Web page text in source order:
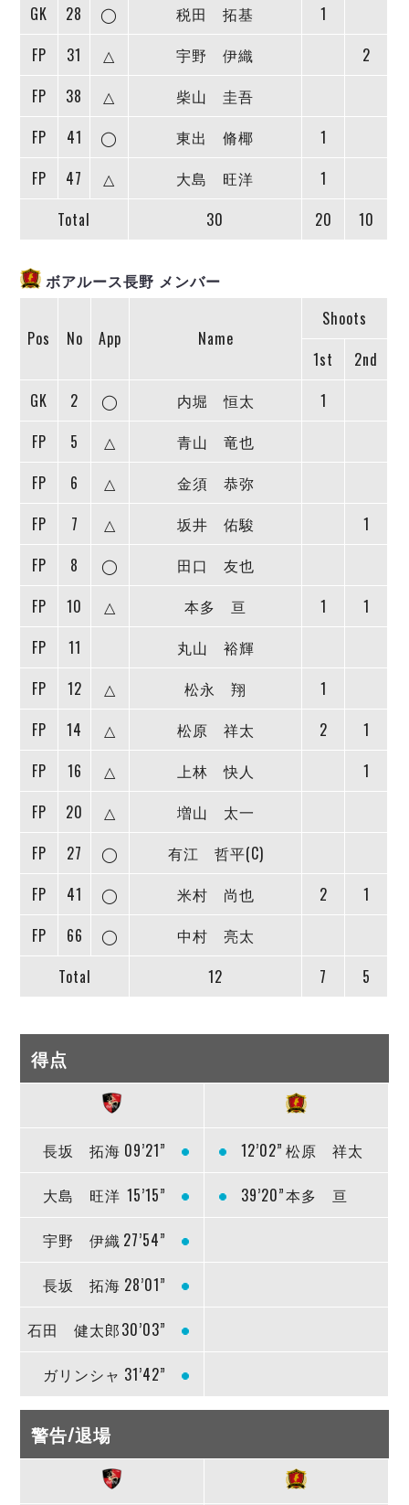
立川アスレティックFC
湘南ベルマーレ
ボアルース長野
シュライカー大阪
バサジィ大分
選手の通算記録（Ｆ２）
ヴォスクオーレ仙台
リガーレヴィア葛飾
アグレミーナ浜松
ポルセイド浜田
ミラクルスマイル新居浜
FOLLOW US!
GK
28 ◯ 税田 拓基
1
FP
31 △ 宇野 伊織
2
FP
38 △
柴山 圭吾
FP
41 ◯ 東出 脩椰
1
FP
47 △ 大島 旺洋
1
Total
30 20 10
ボアルース長野 メンバー
Pos No App Name
Shoots
1st
2nd
GK
2 ◯ 内堀 恒太
1
FP
5 △
青山 竜也
FP
6 △
金須 恭弥
FP
7 △ 坂井 佑駿
1
FP
8 ◯
田口 友也
FP
10 △ 本多 亘 1
1
FP
11
丸山 裕輝
FP
12 △ 松永 翔
1
FP
14 △ 松原 祥太 2
1
FP
16 △ 上林 快人
1
FP
20 △
増山 太一
FP
27 ◯
有江 哲平(C)
FP
41 ◯ 米村 尚也 2
1
FP
66 ◯
中村 亮太
Total
12 7 5
得点
長坂 拓海 09’21” 12’02” 松原 祥太
大島 旺洋 15’15” 39’20”本多 亘
宇野 伊織 27’54”
長坂 拓海 28’01”
石田 健太郎30’03”
ガリンシャ 31’42”
警告/退場